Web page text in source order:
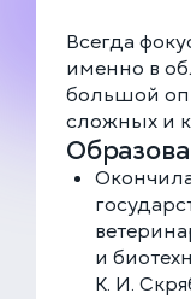
Всегда
именно в
большой
сложных и
и
К. И.